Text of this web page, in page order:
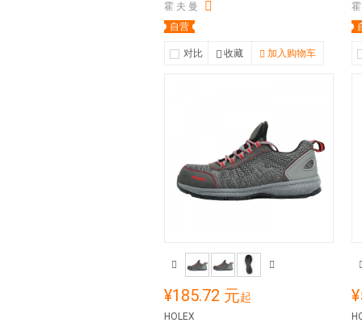
霍 夫 曼
自营
对比 收藏 加入购物车
¥185.72 元起
HOLEX